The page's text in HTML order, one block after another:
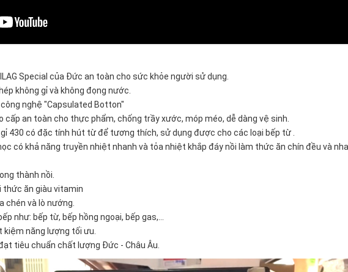
Special của Đức an toàn cho sức khỏe người sử dụng.
không gỉ và không đọng nước.
nghệ "Capsulated Botton"
cấp an toàn cho thực phẩm, chống trầy xước, móp méo, dễ dàng vệ sinh.
430 có đặc tính hút từ để tương thích, sử dụng được cho các loại bếp từ .
có khả năng truyền nhiệt nhanh và tỏa nhiệt khắp đáy nồi làm thức ăn chín đều và
thành nồi.
thức ăn giàu vitamin
chén và lò nướng.
như: bếp từ, bếp hồng ngoại, bếp gas,...
năng lượng tối ưu.
tiêu chuẩn chất lượng Đức - Châu Âu.